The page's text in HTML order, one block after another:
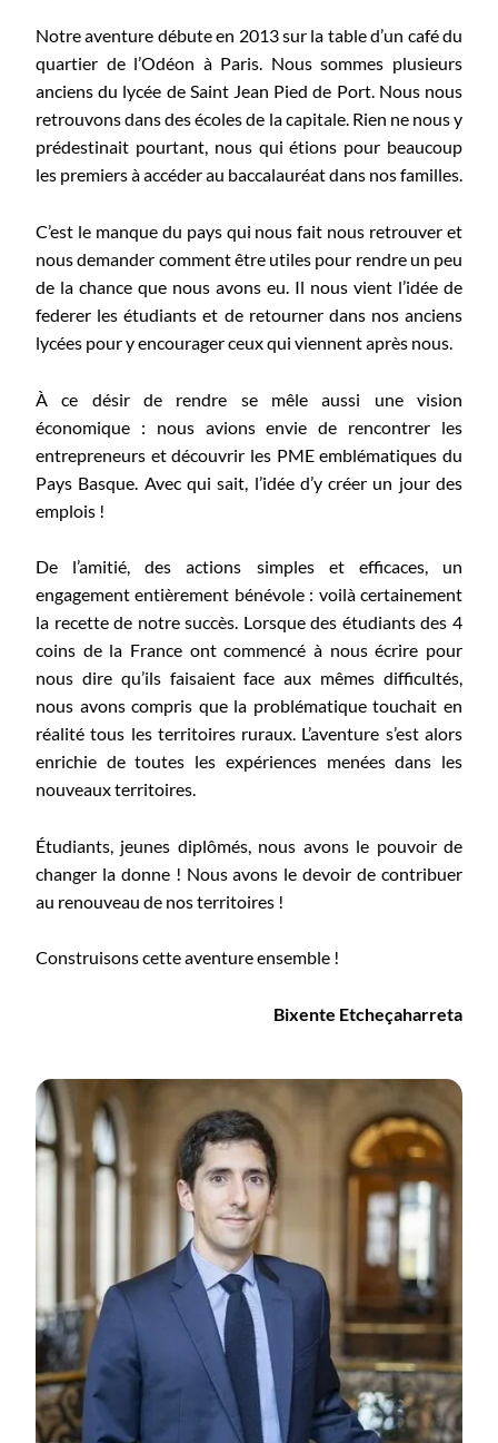
Notre aventure débute en 2013 sur la table d’un café du
quartier de l’Odéon à Paris. Nous sommes plusieurs
anciens du lycée de Saint Jean Pied de Port. Nous nous
retrouvons dans des écoles de la capitale. Rien ne nous y
prédestinait pourtant, nous qui étions pour beaucoup
les premiers à accéder au baccalauréat dans nos familles.
C’est le manque du pays qui nous fait nous retrouver et
nous demander comment être utiles pour rendre un peu
de la chance que nous avons eu. Il nous vient l’idée de
federer les étudiants et de retourner dans nos anciens
lycées pour y encourager ceux qui viennent après nous.
À ce désir de rendre se mêle aussi une vision
économique : nous avions envie de rencontrer les
entrepreneurs et découvrir les PME emblématiques du
Pays Basque. Avec qui sait, l’idée d’y créer un jour des
emplois !
De l’amitié, des actions simples et efficaces, un
engagement entièrement bénévole : voilà certainement
la recette de notre succès. Lorsque des étudiants des 4
coins de la France ont commencé à nous écrire pour
nous dire qu’ils faisaient face aux mêmes difficultés,
nous avons compris que la problématique touchait en
réalité tous les territoires ruraux. L’aventure s’est alors
enrichie de toutes les expériences menées dans les
nouveaux territoires.
Étudiants, jeunes diplômés, nous avons le pouvoir de
changer la donne ! Nous avons le devoir de contribuer
au renouveau de nos territoires !
Construisons cette aventure ensemble !
Bixente Etcheçaharreta